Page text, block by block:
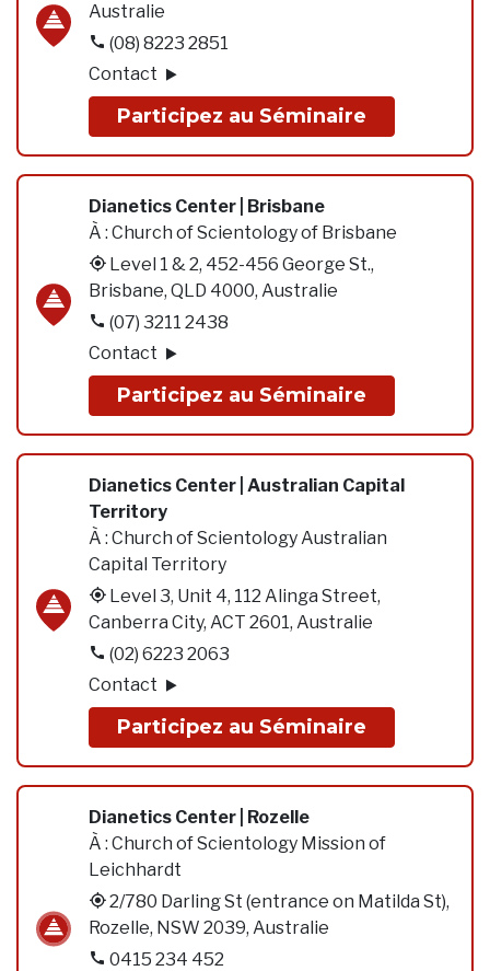
Australie
(08) 8223 2851
Contact
Participez au Séminaire
Dianetics Center | Brisbane
À : Church of Scientology of Brisbane
Level 1 & 2, 452-456 George St.,
Brisbane, QLD 4000, Australie
(07) 3211 2438
Contact
Participez au Séminaire
Dianetics Center | Australian Capital
Territory
À : Church of Scientology Australian
Capital Territory
Level 3, Unit 4, 112 Alinga Street,
Canberra City, ACT 2601, Australie
(02) 6223 2063
Contact
Participez au Séminaire
Dianetics Center | Rozelle
À : Church of Scientology Mission of
Leichhardt
2/780 Darling St (entrance on Matilda St),
Rozelle, NSW 2039, Australie
0415 234 452